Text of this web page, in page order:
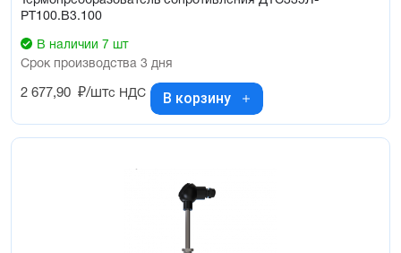
РТ100.В3.100
В наличии 7 шт
Срок производства 3 дня
2 677,90 ₽/штс НДС В корзину